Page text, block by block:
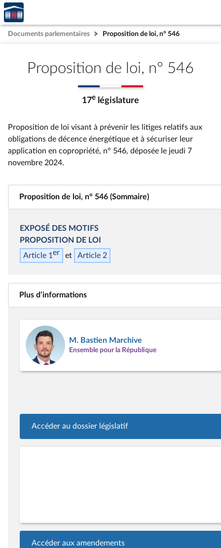
Aller au contenu
Aller en bas de la page
Accèder
à la
page
d'accueil
Documents parlementaires Proposition de loi, n° 546
Proposition de loi, n° 546
17e législature
Proposition de loi visant à prévenir les litiges relatifs aux
obligations de décence énergétique et à sécuriser leur
application en copropriété, n° 546, déposée le jeudi 7
novembre 2024.
Proposition de loi, n° 546 (Sommaire)
EXPOSÉ DES MOTIFS
PROPOSITION DE LOI
Article 1er Article 2
Plus d’informations
M. Bastien Marchive
Ensemble pour la République
Accéder au dossier législatif
Accéder aux amendements